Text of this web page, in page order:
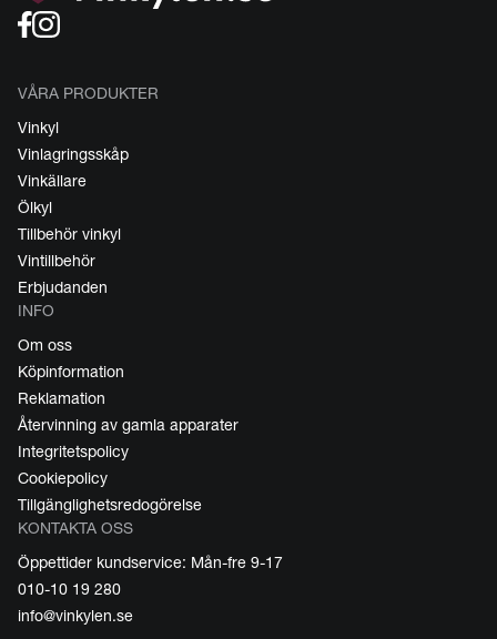
VÅRA PRODUKTER
Vinkyl
Vinlagringsskåp
Vinkällare
Ölkyl
Tillbehör vinkyl
Vintillbehör
Erbjudanden
INFO
Om oss
Köpinformation
Reklamation
Återvinning av gamla apparater
Integritetspolicy
Cookiepolicy
Tillgänglighetsredogörelse
KONTAKTA OSS
Öppettider kundservice: Mån-fre 9-17
010-10 19 280
info@vinkylen.se